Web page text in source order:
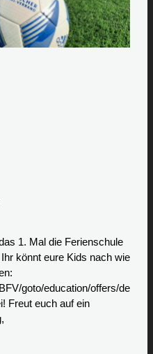
1. Mal die Ferienschule
könnt eure Kids nach wie
goto/education/offers/
Freut euch auf ein